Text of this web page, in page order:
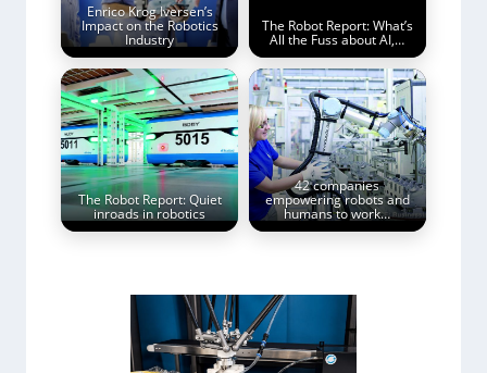
Enrico Krog Iversen’s
Impact on the Robotics
Industry
The Robot Report: What’s
All the Fuss about AI,…
The Robot Report: Quiet
inroads in robotics
42 companies
empowering robots and
humans to work…